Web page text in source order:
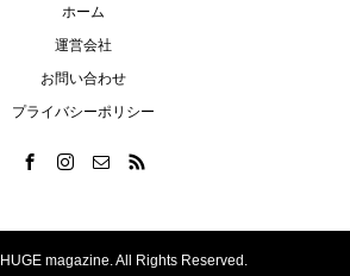
ホーム
運営会社
お問い合わせ
プライバシーポリシー
HUGE magazine. All Rights Reserved.